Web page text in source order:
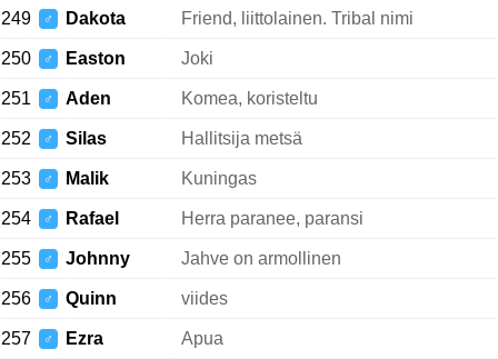
249 ♂ Dakota Friend, liittolainen. Tribal nimi
250 ♂ Easton Joki
251 ♂ Aden Komea, koristeltu
252 ♂ Silas Hallitsija metsä
253 ♂ Malik Kuningas
254 ♂ Rafael Herra paranee, paransi
255 ♂ Johnny Jahve on armollinen
256 ♂ Quinn viides
257 ♂ Ezra Apua